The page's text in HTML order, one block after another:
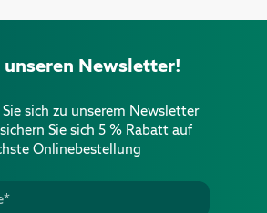
Newsletter!
sich zu unserem Newsletter
Sie sich 5 % Rabatt auf
Onlinebestellung